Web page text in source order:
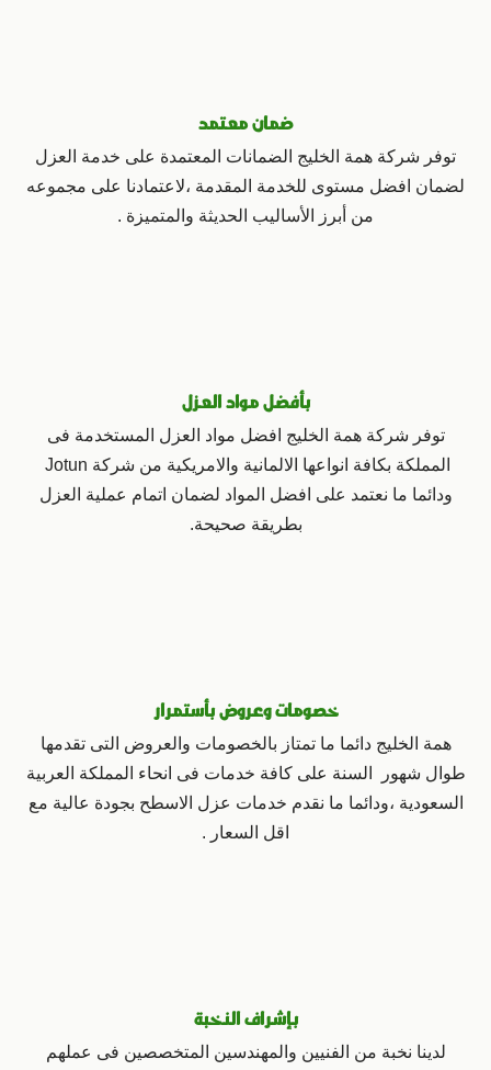
ضمان معتمد
توفر شركة همة الخليج الضمانات المعتمدة على خدمة العزل
لضمان افضل مستوى للخدمة المقدمة ،لاعتمادنا على مجموعه
من أبرز الأساليب الحديثة والمتميزة .
بأفضل مواد العزل
توفر شركة همة الخليج افضل مواد العزل المستخدمة فى
ودائما ما نعتمد على افضل المواد لضمان اتمام عملية العزل
بطريقة صحيحة.
خصومات وعروض بأستمرار
همة الخليج دائما ما تمتاز بالخصومات والعروض التى تقدمها
طوال شهور السنة على كافة خدمات فى انحاء المملكة العربية
السعودية ،ودائما ما نقدم خدمات عزل الاسطح بجودة عالية مع
اقل السعار .
بإشراف النخبة
لدينا نخبة من الفنيين والمهندسين المتخصصين فى عملهم